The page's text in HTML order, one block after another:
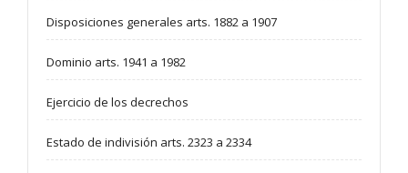
Disposiciones generales arts. 1882 a 1907
Dominio arts. 1941 a 1982
Ejercicio de los decrechos
Estado de indivisión arts. 2323 a 2334